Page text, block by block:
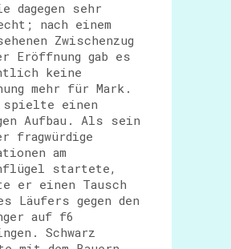
dagegen sehr
nach einem
Zwischenzug
Eröffnung gab es
keine
mehr für Mark.
spielte einen
Aufbau. Als sein
fragwürdige
am
startete,
er einen Tausch
Läufers gegen den
auf f6
Schwarz